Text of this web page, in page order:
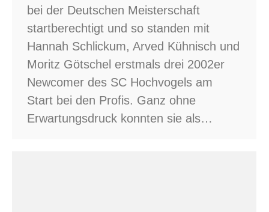
bei der Deutschen Meisterschaft
startberechtigt und so standen mit
Hannah Schlickum, Arved Kühnisch und
Moritz Götschel erstmals drei 2002er
Newcomer des SC Hochvogels am
Start bei den Profis. Ganz ohne
Erwartungsdruck konnten sie als…